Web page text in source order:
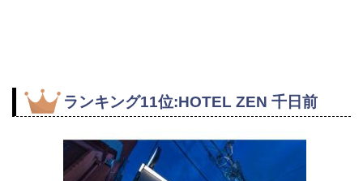
ランキング11位:HOTEL ZEN 千日前